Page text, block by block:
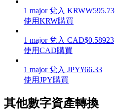
機槍池
一鍵質押鎖定高收益
1 major 兌入 KRW₩595.73
使用KRW購買
1 major 兌入 CAD$0.58923
使用CAD購買
1 major 兌入 JPY¥66.33
使用JPY購買
其他數字資產轉換